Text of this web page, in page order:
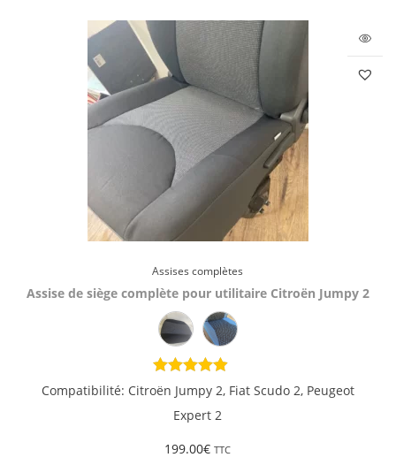
Assises complètes
Assise de siège complète pour utilitaire Citroën Jumpy 2
Compatibilité: Citroën Jumpy 2, Fiat Scudo 2, Peugeot
Expert 2
199.00€ TTC